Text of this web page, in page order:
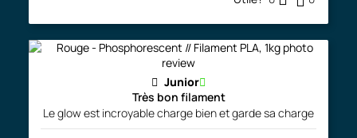
Junior
Très bon filament
Le glow est incroyable charge bien et garde sa charge